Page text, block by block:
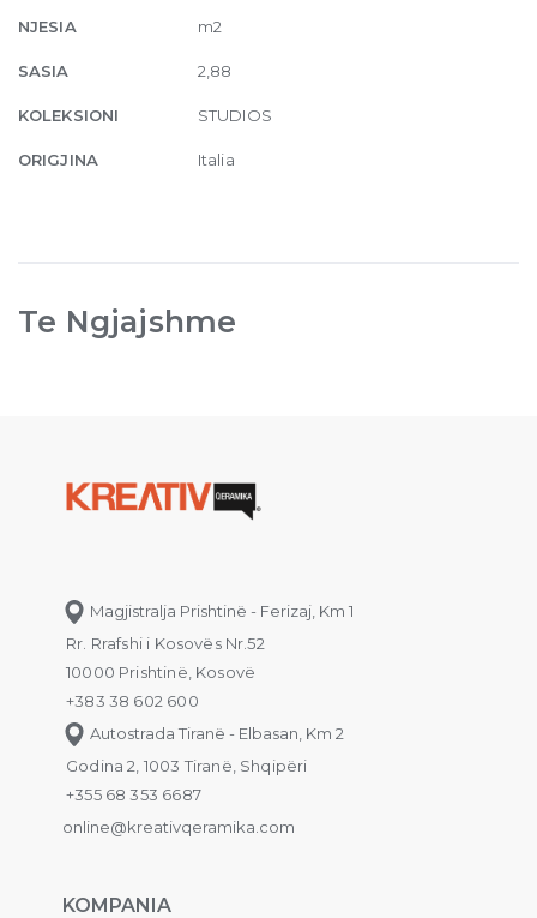
NJESIA m2
SASIA 2,88
KOLEKSIONI STUDIOS
ORIGJINA Italia
Te Ngjajshme
Magjistralja Prishtinë - Ferizaj, Km 1
Rr. Rrafshi i Kosovës Nr.52
10000 Prishtinë, Kosovë
+383 38 602 600
Autostrada Tiranë - Elbasan, Km 2
Godina 2, 1003 Tiranë, Shqipëri
+355 68 353 6687
online@kreativqeramika.com
KOMPANIA